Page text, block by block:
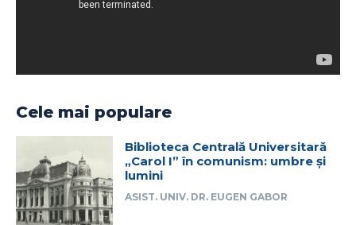
Cele mai populare
Biblioteca Centrală Universitară
„Carol I” în comunism: umbre și
lumini
ASIST. UNIV. DR. EUGEN GABOR